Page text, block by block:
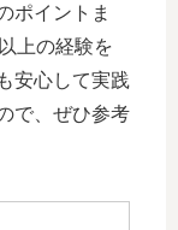
ポイントま
上の経験を
安心して実践
で、ぜひ参考